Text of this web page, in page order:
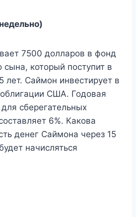
7500 долларов в фонд
сына, который поступит в
лет. Саймон инвестирует в
США. Годовая
сберегательных
6%. Какова
денег Саймона через 15
начисляться